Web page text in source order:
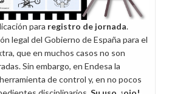
para registro de jornada.
legal del Gobierno de España para el
que en muchos casos no son
Sin embargo, en Endesa la
de control y, en no pocos